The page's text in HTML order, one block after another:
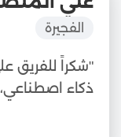
الفجيرة
"شكراً للفريق
ذكاء